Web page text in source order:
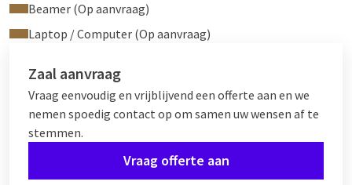
Beamer (Op aanvraag)
Laptop / Computer (Op aanvraag)
Zaal aanvraag
Vraag eenvoudig en vrijblijvend een offerte aan en we
nemen spoedig contact op om samen uw wensen af te
stemmen.
Vraag offerte aan